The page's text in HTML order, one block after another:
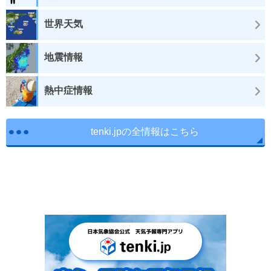
世界天気
地震情報
熱中症情報
tenki.jpの全情報はこちら